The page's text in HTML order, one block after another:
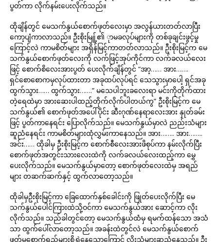
ပွတ်ကာ လိုက်နမ်းပေးလိုက်သည်။
ထိုချိန်တွင် မေသက်နွယ်စောက်ဖုတ်လေးမှာ အလွန်ယားတတ်လာပြီး
ကော့ပျံကာလာသည်။ ဦးစိုးမြူ့်၏ ုာမခလုပ်များကို တစ်ခုချင်းဖွင့်မှု
ကြောင့်လဲ ကာမစိတ်များ အရှိန်မြင့်ကာတတ်လာသည်။ ဦးစိုးမြင့်က မေ
သက်နွယ်စောက်ဖုတ်လေးကို လက်ဖြင့်အုပ်ကိုင်ကာ လက်ခလယ်လေး
ဖြင့် စောက်စိလေးအားပွတ် ပေးလိုက်ချိန်တွင် “အာ့…… အား…….
ရှင်စောစောကမှလုပ်ထားတာ အခုထပ်လုပ်ရင် သေသွားမှာပေါ့ ရှင်အခု
ထွက်သွား…… ထွက်သွား…….” မသေပါဘူးခလေးရာ မင်းကိုတိုက်ထား
တဲ့ရေထဲမှာ အားဆေးပါထည့်တိုက်လိုက်ပါတယ်ကွ” ဦးစိုးမြင့်က မေ
သက်နွယ်၏ စောက်ဖုတ်အပေါ်ပိုင်း ဆီးဂုဏ်နေရာလေးအား နှုတ်ခမ်း
ဖြင့် ပွတ်ကာနေရင်း ပြောလိုက်သည်။ မေသက်နွယ်မှာလဲ ညည်းသံများ
ဆူညံနေရင်း ကာမစိတ်များထုံလွှမ်းကာနေသည်။ အား…….. အား……..
အင်း…… ထိုခါမှ ဦးစိုးမြင့်က စောက်စီလေးအားဖိစုပ်ကာ နမ်းလိုက်ပြီး
စောက်ဖုတ်အတွင်းသားလေးထဲကို လက်ခလယ်လေးထည့်ကာ မွှေ
ပေးလိုက်သည်။ မေသက်နွယ်မှာတော့ စောက်ဖုတ်လေးထဲမှ အရည်
များ တဆက်ဆက်နှင့် ထွက်လာတော့သည်။
ထိုခါမှဦးစိုးမြင့်ကာ ခြေထောက်နှစ်ခေါင်းကို ဖြုတ်ပေးလိုက်ပြီး မေ
သက်နွယ်ပေါင်ကြားထဲသို့ဝင်ကာ မေသက်နွယ်အား ဆောင့်ကာ လိုး
လိုက်သည်။ သည်ခါတွင်တော့ မေသက်နွယ်ထံမှ ရမက်ထန်သော အသံ
သာ ထွက်ပေါ်လာတော့သည်။ အခန်းထဲတွင်လဲ မေသက်နွယ်စောက်
ဖုတ်မှစောက်ရည်များစိုရွှဲနေသောကြောင့် လိုးသံများဆူညံနေသည်။ ဦး